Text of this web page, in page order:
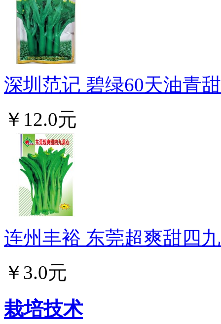
深圳范记 碧绿60天油青
￥12.0元
连州丰裕 东莞超爽甜四
￥3.0元
栽培技术